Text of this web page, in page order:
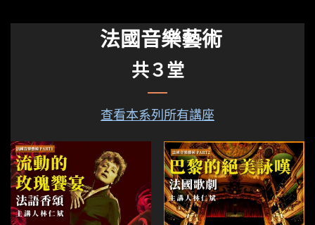
法國音樂藝術
共３堂
查看本系列所有講座